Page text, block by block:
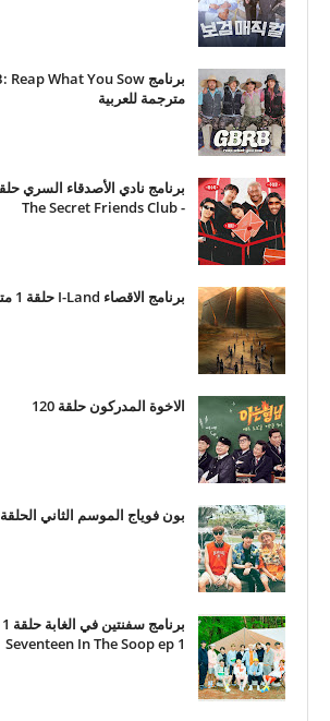
مترجمة للعربية
- The Secret Friends Club
برنامج الاقصاء I-Land حلقة 1 مترجمة للعربية
الاخوة المدركون حلقة 120
بون فوياج الموسم الثاني الحلقة 2 مترجمة للعربية
Seventeen In The Soop ep 1